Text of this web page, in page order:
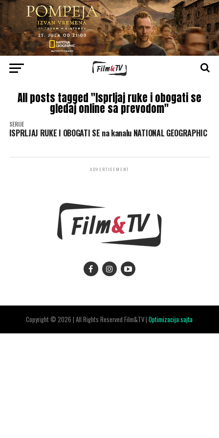
All posts tagged "Isprljaj ruke i obogati se
gledaj online sa prevodom"
SERIJE
ISPRLJAJ RUKE I OBOGATI SE na kanalu NATIONAL GEOGRAPHIC
ADVERTISEMENT
Copyright © 2026 | All Rights Reserved Film&TV |Optimizacija sajta